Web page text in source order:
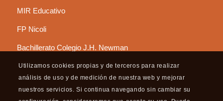
MIR Educativo
FP Nicoli
Bachillerato Colegio J.H. Newman
Utilizamos cookies propias y de terceros para realizar
análisis de uso y de medición de nuestra web y mejorar
nuestros servicios. Si continua navegando sin cambiar su